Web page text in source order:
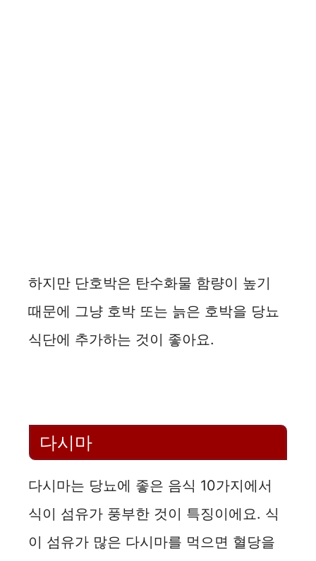
하지만 단호박은 탄수화물 함량이 높기
때문에 그냥 호박 또는 늙은 호박을 당뇨
식단에 추가하는 것이 좋아요.
다시마
다시마는 당뇨에 좋은 음식 10가지에서
식이 섬유가 풍부한 것이 특징이에요. 식
이 섬유가 많은 다시마를 먹으면 혈당을